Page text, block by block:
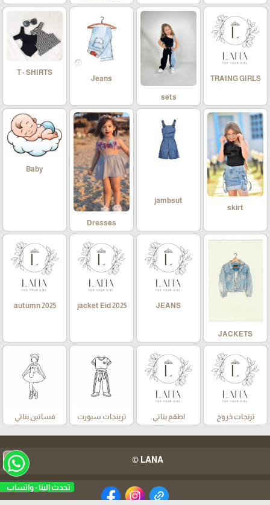
تحدث الينا - واتساب
TRAING GIRLS
sets
Jeans
T - SHIRTS
skirt
jambsut
Dresses
Baby
JACKETS
JEANS
jacket Eid 2025
autumn 2025
ترنجات خروج اطقم بناتي ترينجات سبورت فساتين بناتي
LANA ©
arrow_upward